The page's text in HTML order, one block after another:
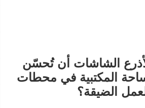
الشاشات أن تُحسّن
المكتبية في محطات
الضيقة؟